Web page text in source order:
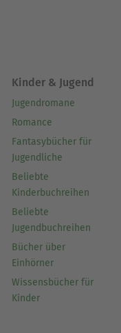
Kinder & Jugend
Jugendromane
Romance
Fantasybücher für
Jugendliche
Beliebte
Kinderbuchreihen
Beliebte
Jugendbuchreihen
Bücher über
Einhörner
Wissensbücher für
Kinder